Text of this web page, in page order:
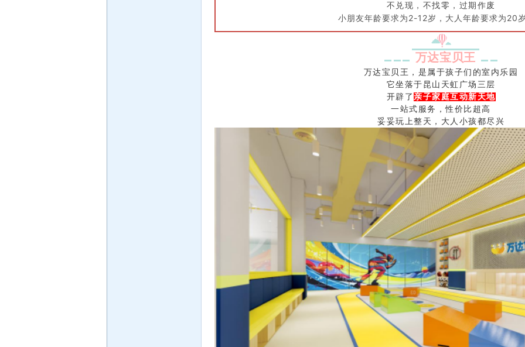
不兑现，不找零，过期作废
小朋友年龄要求为2-12岁，大人年龄要求为20
万达宝贝王
万达宝贝王，是属于孩子们的室内乐园
它坐落于昆山天虹广场三层
开辟了 亲子家庭互动新天地
一站式服务，性价比超高
妥妥玩上整天，大人小孩都尽兴